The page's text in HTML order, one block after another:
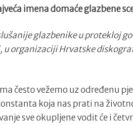
Music
dodijelit
će
u
11
imena domaće glazbene
glazbenike u protekloj
u organizaciji Hrvatske
često vežemo uz određenu
koja nas prati na
sve okupljene vodit će i